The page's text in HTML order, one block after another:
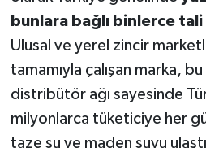
bunlara bağlı binlerce
Ulusal ve yerel zincir
tamamıyla çalışan marka,
distribütör ağı sayesinde
milyonlarca tüketiciye her
taze su ve maden suyu